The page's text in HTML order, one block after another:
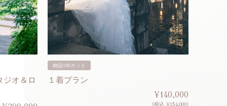
ジオ＆ロ
納品100カット
１着プラン
¥140,000
(税込 ¥154,000)